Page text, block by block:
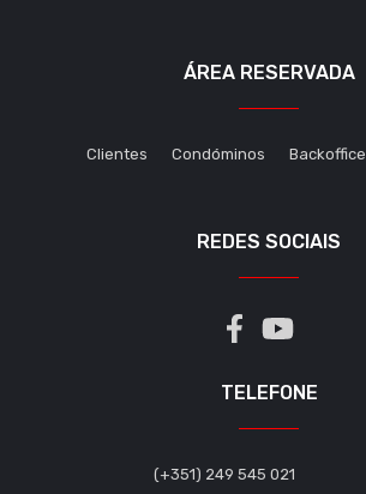
ÁREA RESERVADA
Clientes Condóminos Backoffice
REDES SOCIAIS
TELEFONE
(+351) 249 545 021